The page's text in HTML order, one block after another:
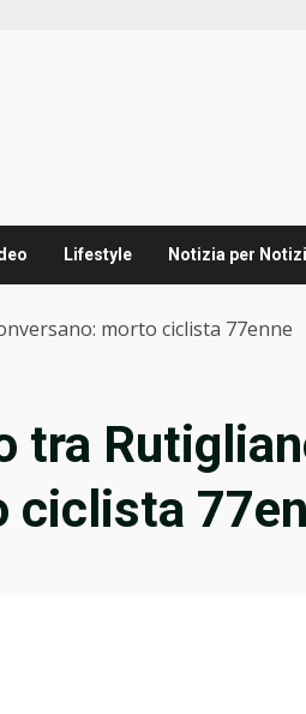
Lifestyle Notizia per
morto ciclista 77enne
tra
ciclista